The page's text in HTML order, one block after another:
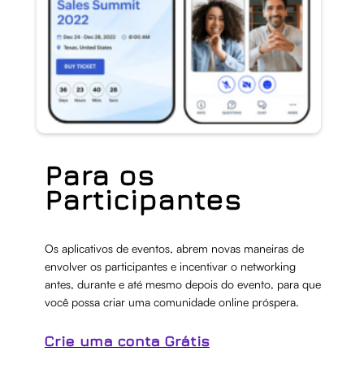
Para os
Participantes
Os aplicativos de eventos, abrem novas maneiras de
envolver os participantes e incentivar o networking
antes, durante e até mesmo depois do evento, para que
você possa criar uma comunidade online próspera.
Crie uma conta Grátis